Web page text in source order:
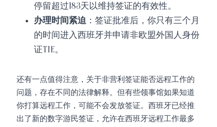
停留超过183天以维持签证的有效性。
办理时间紧迫 ：签证批准后，你只有三个月
的时间进入西班牙并申请非欧盟外国人身份
证TIE。
还有一点值得注意，关于非营利签证能否远程工作的
问题，存在不同的法律解释。但有些领事馆如果知道
你打算远程工作，可能不会发放签证。西班牙已经推
出了新的数字游民签证，允许在西班牙远程工作最多